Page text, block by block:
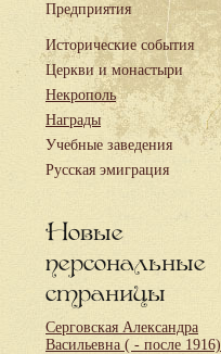
Предприятия
Исторические события
Церкви и монастыри
Некрополь
Награды
Учебные заведения
Русская эмиграция
Новые
персональные
страницы
Серговская Александра
Васильевна ( - после 1916)